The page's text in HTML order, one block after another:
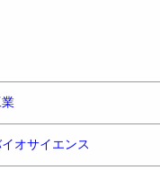
オサイエンス